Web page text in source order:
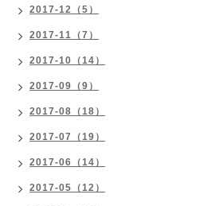
2017-12（5）
2017-11（7）
2017-10（14）
2017-09（9）
2017-08（18）
2017-07（19）
2017-06（14）
2017-05（12）